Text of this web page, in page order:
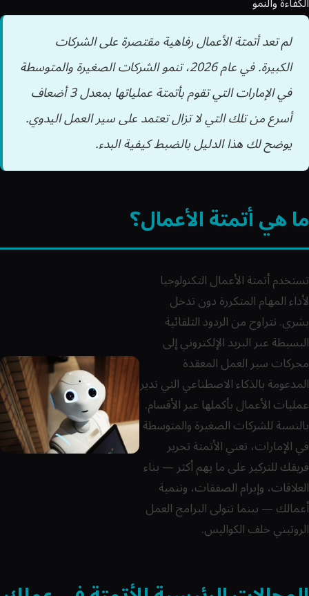
تسجيل الدخول
لم تعد أتمتة الأعمال رفاهية مقتصرة على الشركات
الكبيرة. في عام 2026، تنمو الشركات الصغيرة والمتوسطة
في الإمارات التي تقوم بأتمتة عملياتها بمعدل 3 أضعاف
أسرع من تلك التي لا تزال تعتمد على سير العمل اليدوي.
يوضح لك هذا الدليل بالضبط كيفية البدء.
ما هي أتمتة الأعمال؟
تستخدم أتمتة الأعمال التكنولوجيا
لأداء المهام المتكررة دون تدخل
بشري. تتراوح من الردود التلقائية
البسيطة عبر البريد الإلكتروني إلى
محركات سير العمل المعقدة
المدعومة بالذكاء الاصطناعي التي تدير
عمليات الأعمال بأكملها عبر الأقسام.
بالنسبة للشركات الصغيرة والمتوسطة
في الإمارات، تعني الأتمتة تحرير
فريقك للتركيز على ما يهم أكثر — بناء
العلاقات، وإبرام الصفقات، وتنمية
أعمالك — بينما تتولى البرامج العمل
الروتيني خلف الكواليس.